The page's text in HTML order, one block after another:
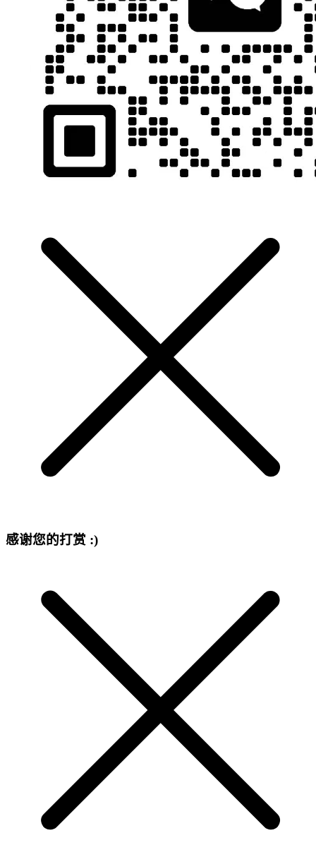
感谢您的打赏 :)